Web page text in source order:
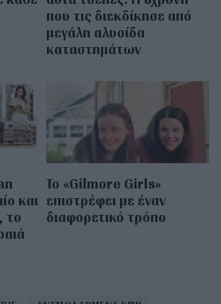
που τις διεκδίκησε από
μεγάλη αλυσίδα
καταστημάτων
και
το
Το «Gilmore Girls»
επιστρέφει με έναν
διαφορετικό τρόπο